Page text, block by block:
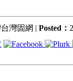
灣固網 | Posted：